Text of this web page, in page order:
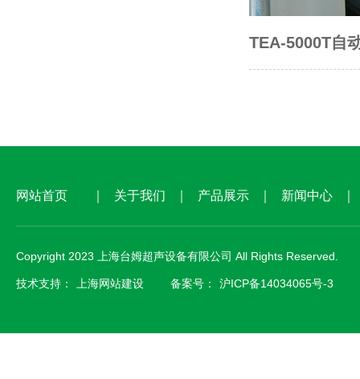
TEA-5000T自
网站首页 关于我们 产品展示 新闻中心
Copyright 2023 上海台姆超声设备有限公司 All Rights Reserved.
技术支持： 上海网站建设 备案号： 沪ICP备14034065号-3